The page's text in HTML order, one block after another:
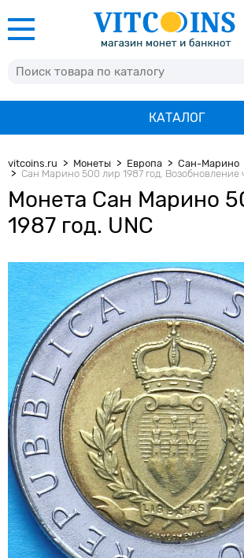
КАТАЛОГ
vitcoins.ru Монеты Европа
Сан-Марино
Сан Марино 500 лир 1987 год. Возобновление
Монета Сан Марино
1987 год. UNC